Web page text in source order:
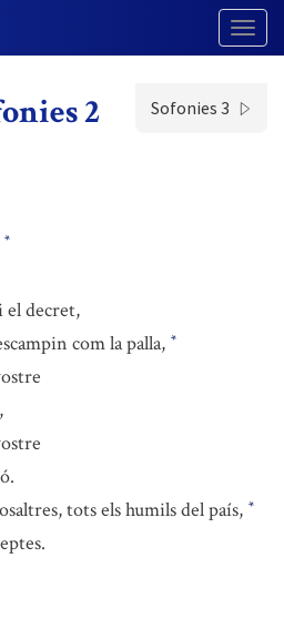
2 Sofonies 3
*
el decret,
com la palla, *
tots els humils del país, *